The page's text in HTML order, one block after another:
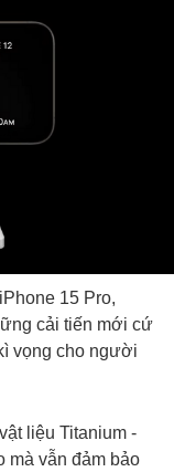
15 Pro,
cải tiến mới cứ
vọng cho người
liệu Titanium -
mà vẫn đảm bảo